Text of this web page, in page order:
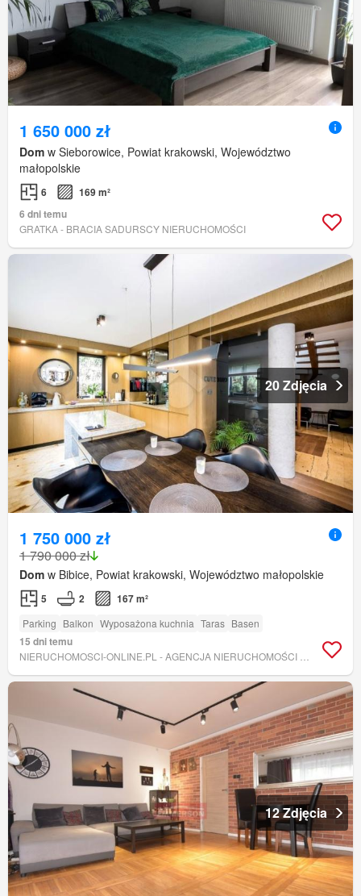
1 650 000 zł
Dom w Sieborowice, Powiat krakowski, Województwo
małopolskie
6
169 m²
6 dni temu
GRATKA - BRACIA SADURSCY NIERUCHOMOŚCI
20 Zdjęcia
1 750 000 zł
1 790 000 zł
Dom w Bibice, Powiat krakowski, Województwo małopolskie
5 2 167 m²
Parking Balkon Wyposażona kuchnia Taras Basen
15 dni temu
12 Zdjęcia